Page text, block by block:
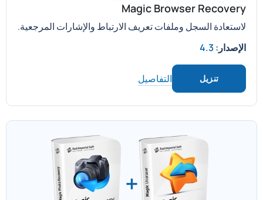
Magic Browser Recovery
لاستعادة السجل وملفات تعريف الارتباط والإشارات المرجعية.
الإصدار:4.3
تنزيل التفاصيل
+